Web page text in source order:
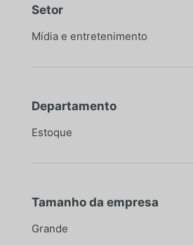
Setor
Mídia e entretenimento
Departamento
Estoque
Tamanho da empresa
Grande